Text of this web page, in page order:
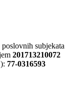
subjekata
201713210072
77-0316593